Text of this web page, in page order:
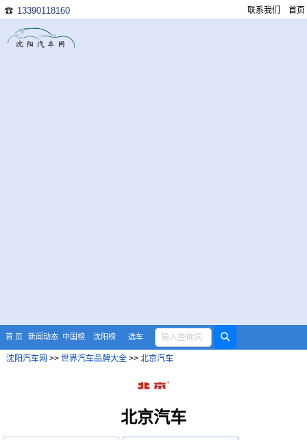
☎ 13390118160 首页
联系我们
首 页 新闻动态 中国榜 沈阳榜 选车
沈阳汽车网 >> 世界汽车品牌大全>> 北京汽车
北京汽车